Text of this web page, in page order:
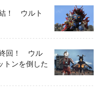
！ ウルト
回！ ウル
トンを倒した